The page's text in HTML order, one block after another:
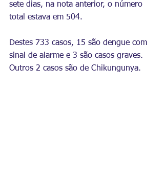
sete dias, na nota anterior, o número
total estava em 504.
Destes 733 casos, 15 são dengue com
sinal de alarme e 3 são casos graves.
Outros 2 casos são de Chikungunya.